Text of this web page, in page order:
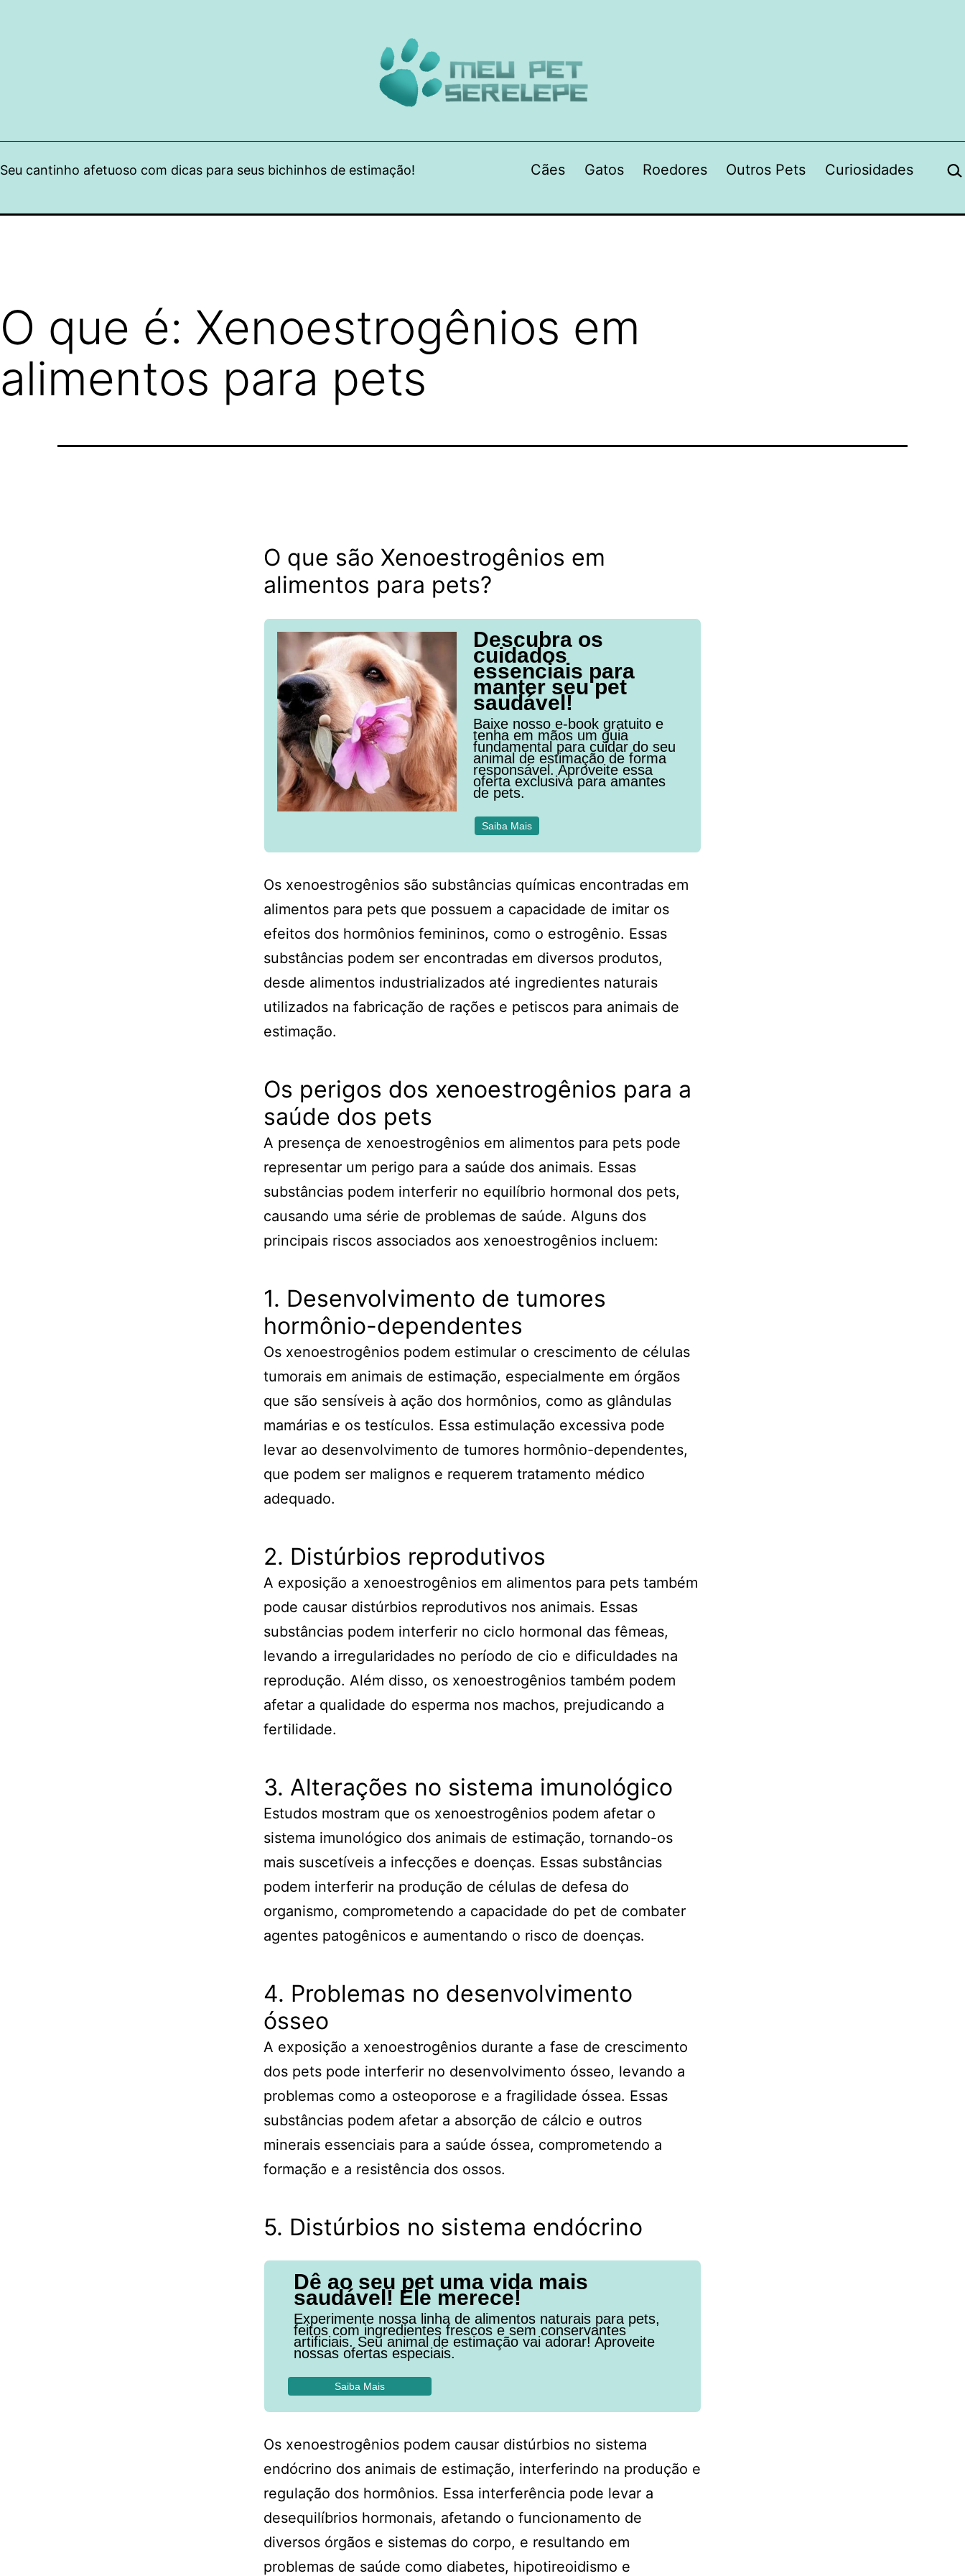
Seu cantinho afetuoso com dicas para seus bichinhos de estimação! Cães Gatos Roedores Outros Pets Curiosidades
O que é: Xenoestrogênios em
alimentos para pets
O que são Xenoestrogênios em
alimentos para pets?
Descubra os
cuidados
essenciais para
manter seu pet
saudável!
Baixe nosso e-book gratuito e
tenha em mãos um guia
fundamental para cuidar do seu
animal de estimação de forma
responsável. Aproveite essa
oferta exclusiva para amantes
de pets.
Saiba Mais
Os xenoestrogênios são substâncias químicas encontradas em
alimentos para pets que possuem a capacidade de imitar os
efeitos dos hormônios femininos, como o estrogênio. Essas
substâncias podem ser encontradas em diversos produtos,
desde alimentos industrializados até ingredientes naturais
utilizados na fabricação de rações e petiscos para animais de
estimação.
Os perigos dos xenoestrogênios para a
saúde dos pets
A presença de xenoestrogênios em alimentos para pets pode
representar um perigo para a saúde dos animais. Essas
substâncias podem interferir no equilíbrio hormonal dos pets,
causando uma série de problemas de saúde. Alguns dos
principais riscos associados aos xenoestrogênios incluem:
1. Desenvolvimento de tumores
hormônio-dependentes
Os xenoestrogênios podem estimular o crescimento de células
tumorais em animais de estimação, especialmente em órgãos
que são sensíveis à ação dos hormônios, como as glândulas
mamárias e os testículos. Essa estimulação excessiva pode
levar ao desenvolvimento de tumores hormônio-dependentes,
que podem ser malignos e requerem tratamento médico
adequado.
2. Distúrbios reprodutivos
A exposição a xenoestrogênios em alimentos para pets também
pode causar distúrbios reprodutivos nos animais. Essas
substâncias podem interferir no ciclo hormonal das fêmeas,
levando a irregularidades no período de cio e dificuldades na
reprodução. Além disso, os xenoestrogênios também podem
afetar a qualidade do esperma nos machos, prejudicando a
fertilidade.
3. Alterações no sistema imunológico
Estudos mostram que os xenoestrogênios podem afetar o
sistema imunológico dos animais de estimação, tornando-os
mais suscetíveis a infecções e doenças. Essas substâncias
podem interferir na produção de células de defesa do
organismo, comprometendo a capacidade do pet de combater
agentes patogênicos e aumentando o risco de doenças.
4. Problemas no desenvolvimento
ósseo
A exposição a xenoestrogênios durante a fase de crescimento
dos pets pode interferir no desenvolvimento ósseo, levando a
problemas como a osteoporose e a fragilidade óssea. Essas
substâncias podem afetar a absorção de cálcio e outros
minerais essenciais para a saúde óssea, comprometendo a
formação e a resistência dos ossos.
5. Distúrbios no sistema endócrino
Dê ao seu pet uma vida mais
saudável! Ele merece!
Experimente nossa linha de alimentos naturais para pets,
feitos com ingredientes frescos e sem conservantes
artificiais. Seu animal de estimação vai adorar! Aproveite
nossas ofertas especiais.
Saiba Mais
Os xenoestrogênios podem causar distúrbios no sistema
endócrino dos animais de estimação, interferindo na produção e
regulação dos hormônios. Essa interferência pode levar a
desequilíbrios hormonais, afetando o funcionamento de
diversos órgãos e sistemas do corpo, e resultando em
problemas de saúde como diabetes, hipotireoidismo e